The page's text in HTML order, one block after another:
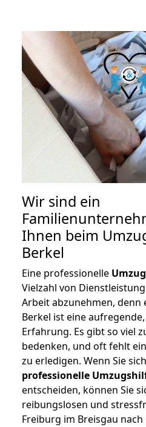
Wir sind ein
Ihnen beim
Berkel
Eine professionelle
Vielzahl von
Arbeit abzunehmen, denn
Berkel ist eine
Erfahrung. Es gibt so viel
bedenken, und oft fehlt
zu erledigen. Wenn Sie
professionelle
entscheiden, können Sie
reibungslosen und
Freiburg im Breisgau